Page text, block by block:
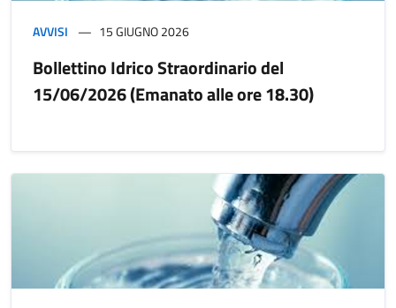
AVVISI 15 GIUGNO 2026
Bollettino Idrico Straordinario del
15/06/2026 (Emanato alle ore 18.30)